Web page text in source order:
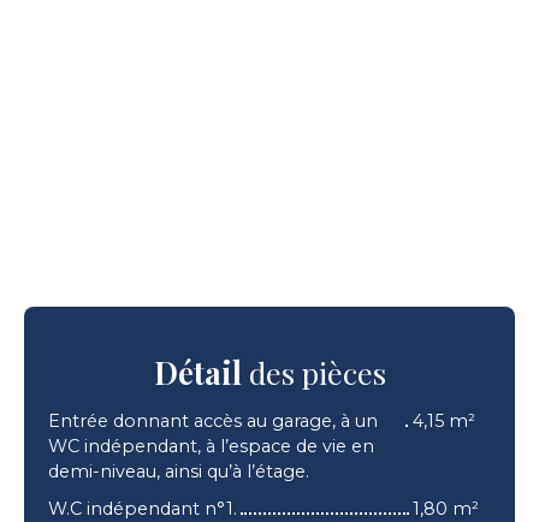
Détail des pièces
Entrée donnant accès au garage, à un
WC indépendant, à l’espace de vie en
demi-niveau, ainsi qu’à l’étage.
4,15 m²
W.C indépendant n°1.
1,80 m²